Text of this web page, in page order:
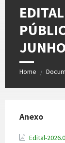
Home /
Anexo
Edital-